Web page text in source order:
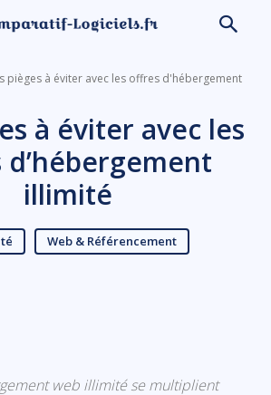
pièges à éviter avec les offres d'hébergement
à éviter avec les
illimité
Web & Référencement
web illimité se multiplient